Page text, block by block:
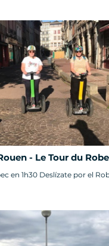
- Le Tour du
en 1h30 Deslízate por el